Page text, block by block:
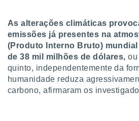
na nossa
e
a
cookies
As alterações climáticas
emissões já presentes na
(Produto Interno Bruto) mundial
de 38 mil milhões de dólares, ou
quinto, independentemente da
humanidade reduza
carbono, afirmaram os